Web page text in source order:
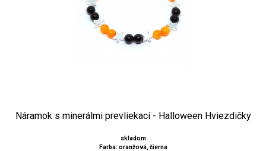
Náramok s minerálmi prevliekací - Halloween Hviezdičky
skladom
Farba: oranžová, čierna